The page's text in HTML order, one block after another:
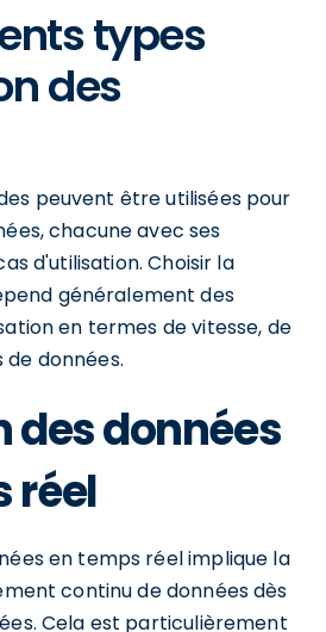
types
des
peuvent être utilisées pour
chacune avec ses
d'utilisation. Choisir la
généralement des
en termes de vitesse, de
données.
des données
réel
en temps réel implique la
continu de données dès
Cela est particulièrement